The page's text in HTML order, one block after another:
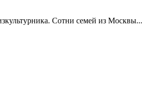
Сотни семей из Москвы...